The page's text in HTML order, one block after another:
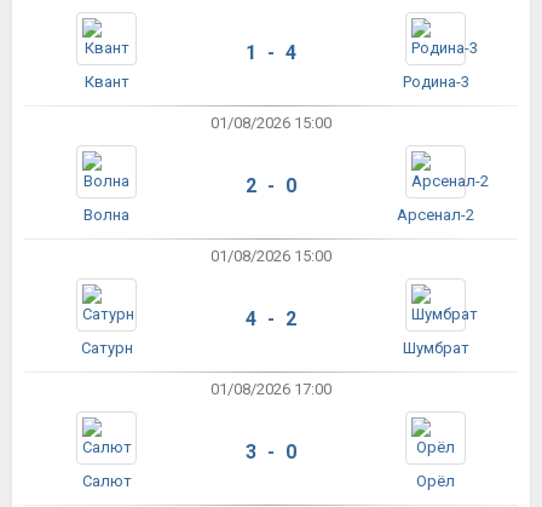
Квант
1 - 4
Родина-3
01/08/2026 15:00
Волна
2 - 0
Арсенал-2
01/08/2026 15:00
Сатурн
4 - 2
Шумбрат
01/08/2026 17:00
Салют
3 - 0
Орёл